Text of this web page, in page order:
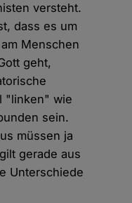
versteht.
dass es um
Menschen
geht,
"linken" wie
sein.
müssen ja
gerade aus
Unterschiede